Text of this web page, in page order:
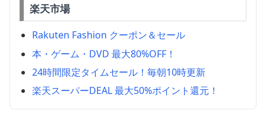
楽天市場
Rakuten Fashion クーポン＆セール
本・ゲーム・DVD 最大80%OFF！
24時間限定タイムセール！毎朝10時更新
楽天スーパーDEAL 最大50%ポイント還元！